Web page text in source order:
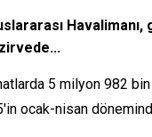
Havalimanı,
5 milyon 982
ocak-nisan